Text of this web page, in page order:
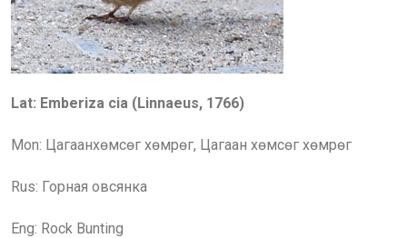
Lat: Emberiza cia (Linnaeus, 1766)
Mon: Цагаанхөмсөг хөмрөг, Цагаан хөмсөг хөмрөг
Rus: Горная овсянка
Eng: Rock Bunting